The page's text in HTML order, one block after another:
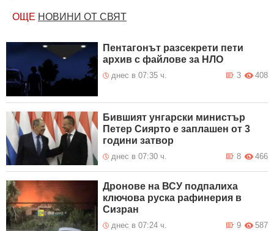
ОЩЕ НОВИНИ ОТ СВЯТ
Пентагонът разсекрети пети
архив с файлове за НЛО
днес в 07:35 ч. 408
3
Бившият унгарски министър
Петер Сиярто е заплашен от 3
години затвор
днес в 07:30 ч. 466
8
Дронове на ВСУ подпалиха
ключова руска рафинерия в
Сизран
днес в 07:24 ч. 587
9